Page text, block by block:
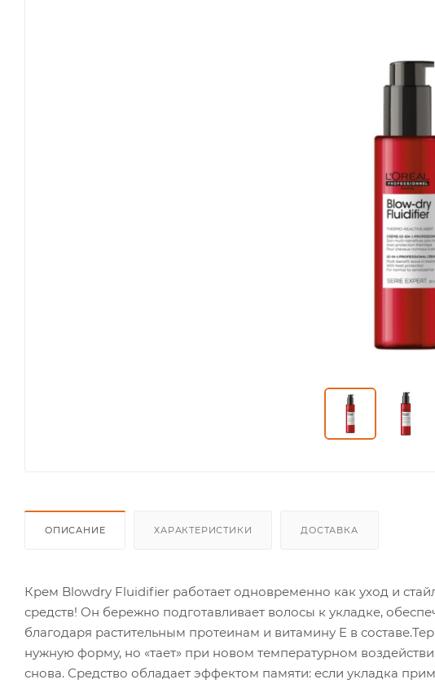
ОПИСАНИЕ ХАРАКТЕРИСТИКИ ДОСТАВКА
Крем Blowdry Fluidifier работает одновременно как уход и
средств! Он бережно подготавливает волосы к укладке,
благодаря растительным протеинам и витамину E в
нужную форму, но «тает» при новом температурном
снова. Средство обладает эффектом памяти: если укладка